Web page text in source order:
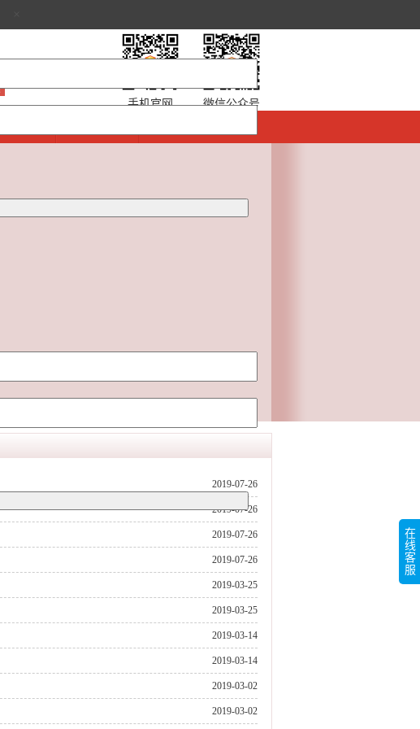
手机官网 微信公众号
2019-07-26
2019-07-26
2019-07-26
2019-07-26
2019-03-25
2019-03-25
2019-03-14
2019-03-14
2019-03-02
2019-03-02
在
线
客
服